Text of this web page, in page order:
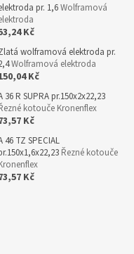
pr. 1,6Wolframová
Kč
wolframová elektroda pr.
Wolframová elektroda
Kč
36 R SUPRA pr.150x2x22,23
kotouče Kronenflex
Kč
46 TZ SPECIAL
Řezné kotouče
Kč